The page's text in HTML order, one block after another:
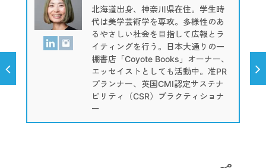
北海道出身、神奈川県在住。学生時
代は美学芸術学を専攻。多様性のあ
るやさしい社会を目指して広報とラ
イティングを行う。日本大通りの一
棚書店「Coyote Books」オーナー、
エッセイストとしても活動中。准PR
プランナー、英国CMI認定サステナ
ビリティ（CSR）プラクティショナ
ー